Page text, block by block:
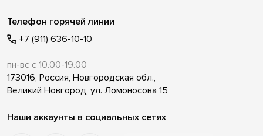
Телефон горячей линии
+7 (911) 636-10-10
пн-вс с 10.00-19.00
173016, Россия, Новгородская обл.,
Великий Новгород, ул. Ломоносова 15
Наши аккаунты в социальных сетях